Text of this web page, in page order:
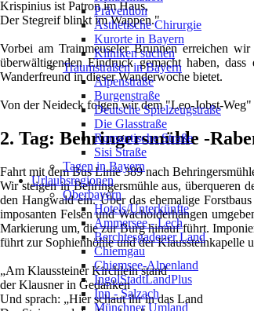
Krispinius ist Patron im Haus,
Der Stegreif blinkt im Wappen."
Vorbei am Trainmeuseler Brunnen erreichen
überwältigenden Eindruck gemacht haben,
Wanderfreund in dieser Wanderwoche bietet.
Von der Neideck folgen wir dem "Leo-Jobst-
2. Tag: Behringersmühle -
Fahrt mit dem Bus Linie 389 nach
Wir steigen in Behringersmühle aus, überqueren
den Hangwald ein. Über das ehemalige
imposanten Felsen und Wacholderhängen
Markierung um, die zur Burg hinauf führt.
führt zur Sophienhöhle und der Klaussteinkapelle
„Am Klaussteiner Kirchlein stand
der Klausner in Gedanken
Und sprach: „Hier schaut ihr in das Land
Prävention
Ästhetische Chirurgie
Kurorte in Bayern
Kliniken suchen
Traumstraßen in Bayern
Alpenstraße
Burgenstraße
Deutsche Spielzeugstraße
Die Glasstraße
Romantische Straße
Sisi Straße
Tagen in Bayern
Urlaubsregionen
Oberbayern
Hotels/Unterkünfte
Ammersee - Lech
Berchtesgadener Land
Chiemgau
Chiemsee-Alpenland
IngolStadtLandPlus
Inn - Salzach
Münchner Umland